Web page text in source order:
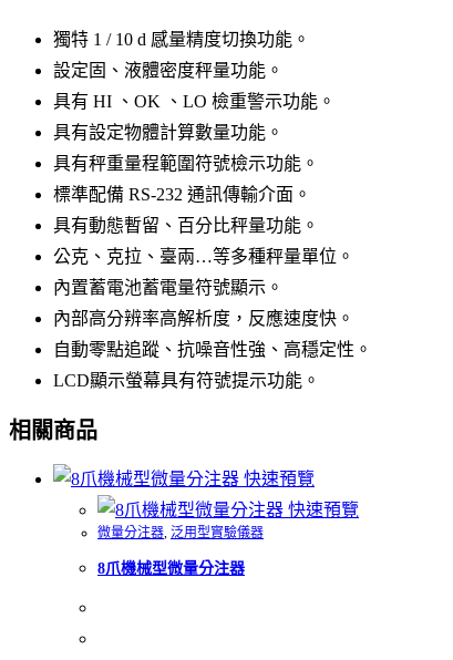
獨特 1 / 10 d 感量精度切換功能。
設定固、液體密度秤量功能。
具有 HI 、OK 、LO 檢重警示功能。
具有設定物體計算數量功能。
具有秤重量程範圍符號檢示功能。
標準配備 RS-232 通訊傳輸介面。
具有動態暫留、百分比秤量功能。
公克、克拉、臺兩…等多種秤量單位。
內置蓄電池蓄電量符號顯示。
內部高分辨率高解析度，反應速度快。
自動零點追蹤、抗噪音性強、高穩定性。
LCD顯示螢幕具有符號提示功能。
相關商品
快速預覽
快速預覽
微量分注器, 泛用型實驗儀器
8爪機械型微量分注器